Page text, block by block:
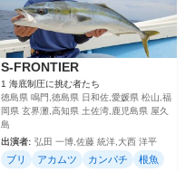
S‐FRONTIER
1 海底制圧に挑む者たち
徳島県 鳴門,徳島県 日和佐,愛媛県 松山,福
岡県 玄界灘,高知県 土佐湾,鹿児島県 屋久
島
出演者: 弘田 一博,佐藤 統洋,大西 洋平
ブリ アカムツ カンパチ 根魚